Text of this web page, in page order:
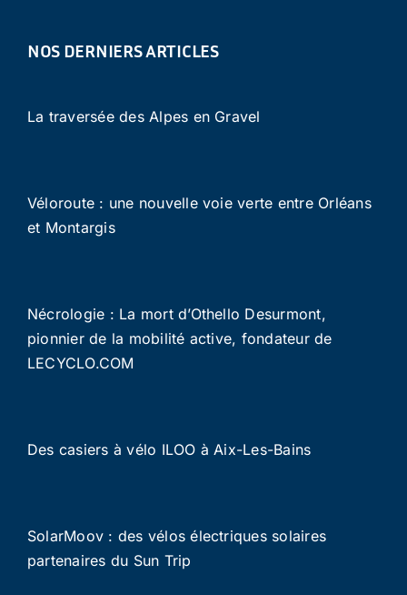
NOS DERNIERS ARTICLES
La traversée des Alpes en Gravel
Véloroute : une nouvelle voie verte entre Orléans
et Montargis
Nécrologie : La mort d’Othello Desurmont,
pionnier de la mobilité active, fondateur de
LECYCLO.COM
Des casiers à vélo ILOO à Aix-Les-Bains
SolarMoov : des vélos électriques solaires
partenaires du Sun Trip